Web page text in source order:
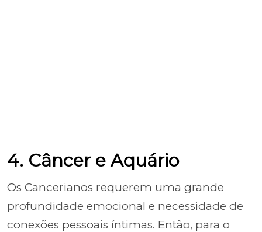
4. Câncer e Aquário
Os Cancerianos requerem uma grande
profundidade emocional e necessidade de
conexões pessoais íntimas. Então, para o